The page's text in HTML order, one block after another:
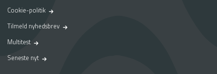
i
a
r
k
Cookie-politik
Tilmeld nyhedsbrev
Multitest
Seneste nyt